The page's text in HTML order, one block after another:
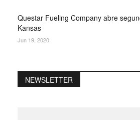
Questar Fueling Company abre
Kansas
Jun 19, 2020
NEWSLETTER